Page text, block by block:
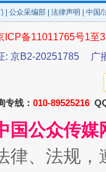
公众采编部 法律声明 | 中国
ICP备11011765号1至
: 京B2-20251785
广
专线： 010-89525216
国公众传
律、法规